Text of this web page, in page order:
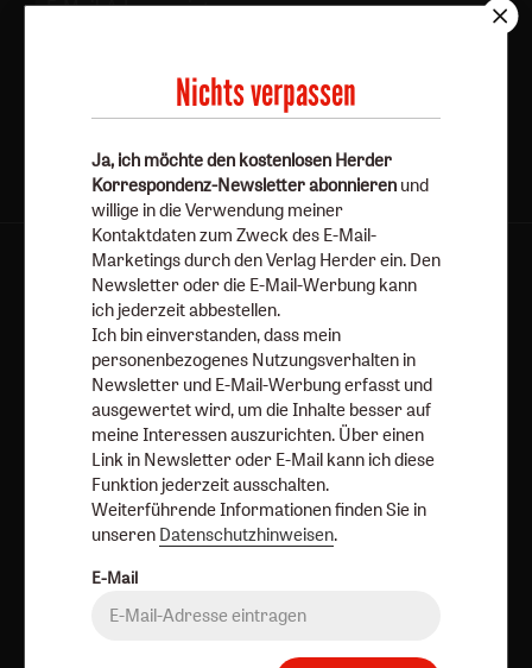
AGB und Widerrufsbelehrung
Datenschutz
Barrierefreiheit
Vertrag widerrufen Abo online kündigen
Nichts verpassen
Ja, ich möchte den kostenlosen Herder
Korrespondenz-Newsletter abonnieren und
willige in die Verwendung meiner
Kontaktdaten zum Zweck des E-Mail-
Marketings durch den Verlag Herder ein. Den
Newsletter oder die E-Mail-Werbung kann
ich jederzeit abbestellen.
Ich bin einverstanden, dass mein
personenbezogenes Nutzungsverhalten in
Newsletter und E-Mail-Werbung erfasst und
ausgewertet wird, um die Inhalte besser auf
meine Interessen auszurichten. Über einen
Link in Newsletter oder E-Mail kann ich diese
Funktion jederzeit ausschalten.
Weiterführende Informationen finden Sie in
unseren Datenschutzhinweisen.
E-Mail